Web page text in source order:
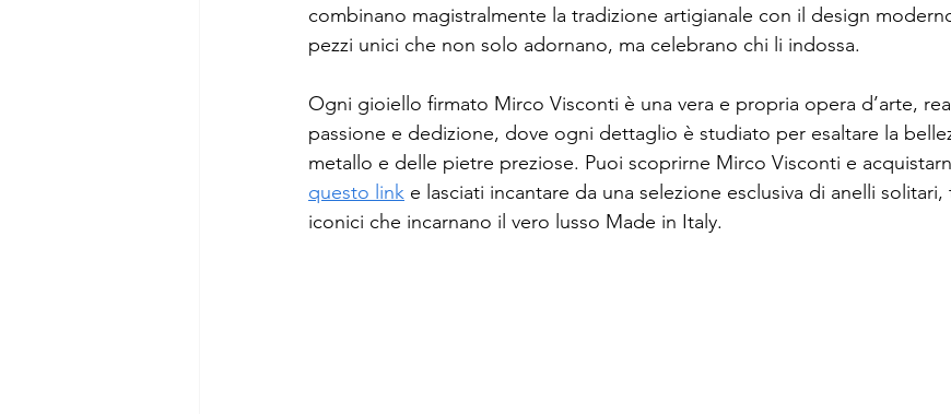
combinano magistralmente la tradizione artigianale con il design
pezzi unici che non solo adornano, ma celebrano chi li indossa.
Ogni gioiello firmato Mirco Visconti è una vera e propria opera d’arte,
passione e dedizione, dove ogni dettaglio è studiato per esaltare la
metallo e delle pietre preziose. Puoi scoprirne Mirco Visconti e
questo link e lasciati incantare da una selezione esclusiva di anelli
iconici che incarnano il vero lusso Made in Italy.